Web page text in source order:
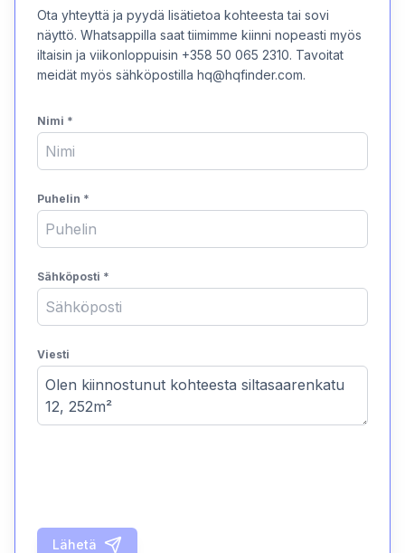
Ota yhteyttä ja pyydä lisätietoa kohteesta tai sovi
näyttö. Whatsappilla saat tiimimme kiinni nopeasti myös
iltaisin ja viikonloppuisin +358 50 065 2310. Tavoitat
meidät myös sähköpostilla hq@hqfinder.com.
Nimi *
Puhelin *
Sähköposti *
Viesti
Lähetä